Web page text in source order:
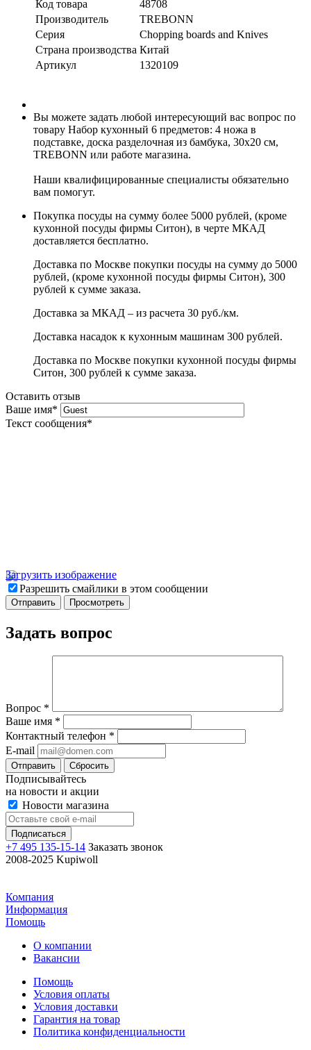
Код товара
48708
Производитель
TREBONN
Серия
Chopping boards and Knives
Страна производства Китай
Артикул
1320109
Вы можете задать любой интересующий вас вопрос по
товару Набор кухонный 6 предметов: 4 ножа в
подставке, доска разделочная из бамбука, 30х20 см,
TREBONN или работе магазина.
Наши квалифицированные специалисты обязательно
вам помогут.
Покупка посуды на сумму более 5000 рублей, (кроме
кухонной посуды фирмы Ситон), в черте МКАД
доставляется бесплатно.
Доставка по Москве покупки посуды на сумму до 5000
рублей, (кроме кухонной посуды фирмы Ситон), 300
рублей к сумме заказа.
Доставка за МКАД – из расчета 30 руб./км.
Доставка насадок к кухонным машинам 300 рублей.
Доставка по Москве покупки кухонной посуды фирмы
Ситон, 300 рублей к сумме заказа.
Оставить отзыв
Ваше имя*
Текст сообщения*
Загрузить изображение
Разрешить смайлики в этом сообщении
Задать вопрос
Вопрос *
Ваше имя *
Контактный телефон *
E-mail
Отправить Сбросить
Подписывайтесь
на новости и акции
Новости магазина
+7 495 135-15-14 Заказать звонок
2008-2025 Kupiwoll
Компания
Информация
Помощь
О компании
Вакансии
Помощь
Условия оплаты
Условия доставки
Гарантия на товар
Политика конфиденциальности